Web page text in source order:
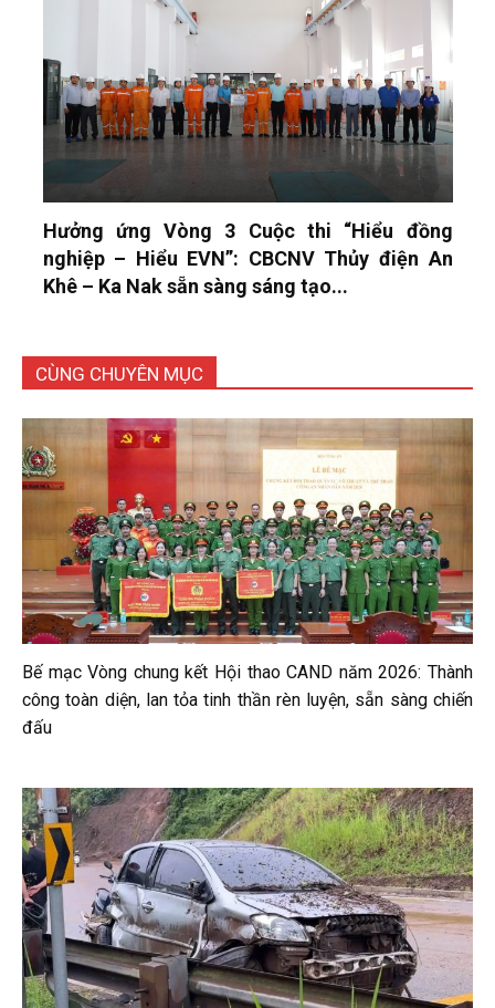
Hưởng ứng Vòng 3 Cuộc thi “Hiểu đồng
nghiệp – Hiểu EVN”: CBCNV Thủy điện An
Khê – Ka Nak sẵn sàng sáng tạo...
CÙNG CHUYÊN MỤC
Bế mạc Vòng chung kết Hội thao CAND năm 2026: Thành
công toàn diện, lan tỏa tinh thần rèn luyện, sẵn sàng chiến
đấu